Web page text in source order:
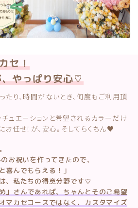
セ！
、やっぱり安心♡
たり、時間がないとき、何度もご利用頂
ュエーションと希望されるカラーだけ
お任せ！が、安心。そしてらくちん♥
お祝いを作ってきたので、
喜んでもらえる！」
、私たちの得意分野です♡
」さんであれば、ちゃんとそのご希望
マカセコースではなく、カスタマイズ